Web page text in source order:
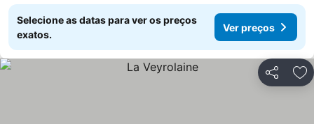
Selecione as datas para ver os preços
exatos.
Ver preços
Partilhar